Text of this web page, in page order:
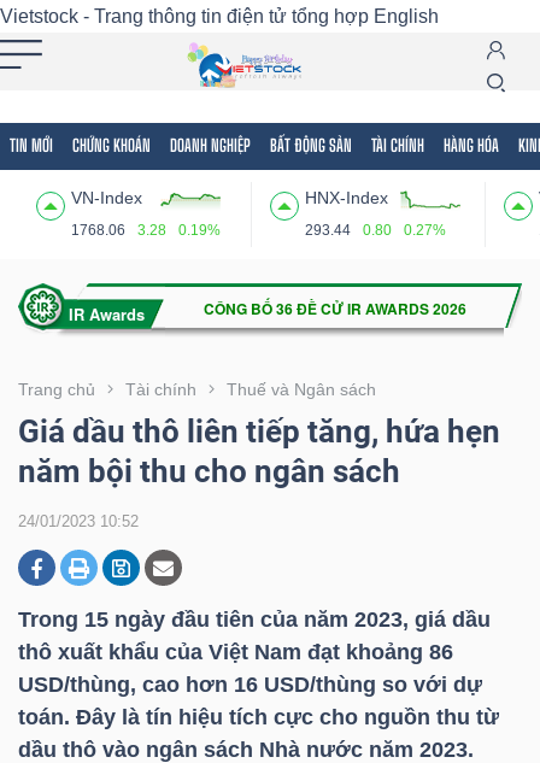
Vietstock - Trang thông tin điện tử tổng hợp English
TIN MỚI CHỨNG KHOÁN DOANH NGHIỆP BẤT ĐỘNG SẢN TÀI CHÍNH HÀNG HÓA
VN-Index
1768.06 3.28 0.19%
HNX-Index
293.44 0.80 0.27%
Trang chủ Tài chính Thuế và Ngân sách
Giá dầu thô liên tiếp tăng, hứa hẹn
năm bội thu cho ngân sách
24/01/2023 10:52
Trong 15 ngày đầu tiên của năm 2023, giá dầu
thô xuất khẩu của Việt Nam đạt khoảng 86
USD/thùng, cao hơn 16 USD/thùng so với dự
toán. Đây là tín hiệu tích cực cho nguồn thu từ
dầu thô vào ngân sách Nhà nước năm 2023.
Tất cả Tính năng Ngành Mã chứng khoán
Tính
(-)
VIETSTOCK
CHỨNG
DOANH
NGHIỆP